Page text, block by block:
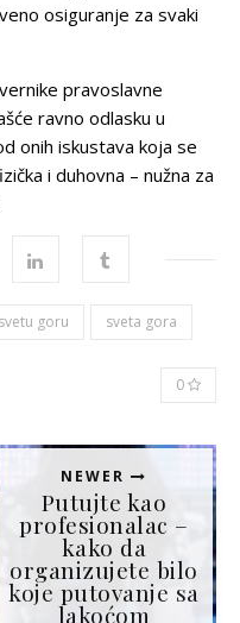
osiguranje za svaki
pravoslavne
ravno odlasku u
onih iskustava koja se
i duhovna – nužna za
goru sveta gora
0
NEWER
Putujte kao
profesionalac –
kako da
organizujete bilo
koje putovanje sa
lakoćom